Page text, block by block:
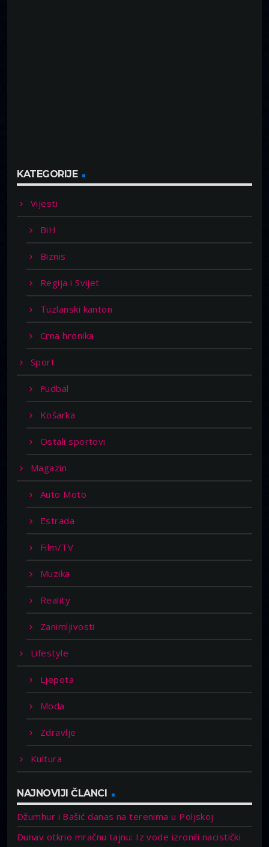
KATEGORIJE
Vijesti
BiH
Biznis
Regija i Svijet
Tuzlanski kanton
Crna hronika
Sport
Fudbal
Košarka
Ostali sportovi
Magazin
Auto Moto
Estrada
Film/TV
Muzika
Reality
Zanimljivosti
Lifestyle
Ljepota
Moda
Zdravlje
Kultura
NAJNOVIJI ČLANCI
Džumhur i Bašić danas na terenima u Poljskoj
Dunav otkrio mračnu tajnu: Iz vode izronili nacistički